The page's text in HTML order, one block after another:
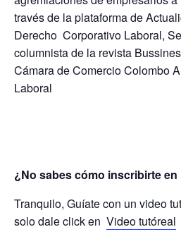
través de la plataforma de
Derecho Corporativo Laboral,
columnista de la revista
Cámara de Comercio Colombo
Laboral
¿No sabes cómo inscribirte en
Tranquilo, Guíate con un video
solo dale click en Video tutóreal